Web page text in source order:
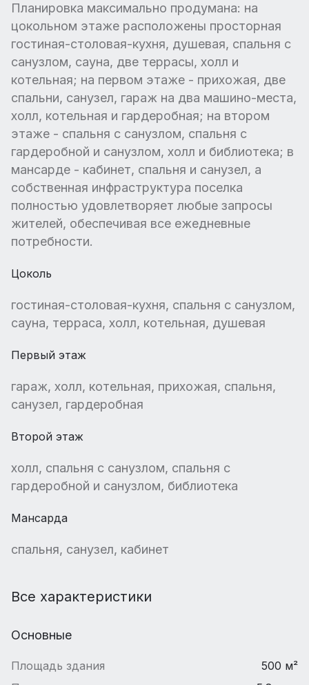
Планировка максимально продумана: на
цокольном этаже расположены просторная
гостиная-столовая-кухня, душевая, спальня с
санузлом, сауна, две террасы, холл и
котельная; на первом этаже - прихожая, две
спальни, санузел, гараж на два машино-места,
холл, котельная и гардеробная; на втором
этаже - спальня с санузлом, спальня с
гардеробной и санузлом, холл и библиотека; в
мансарде - кабинет, спальня и санузел, а
собственная инфраструктура поселка
полностью удовлетворяет любые запросы
жителей, обеспечивая все ежедневные
потребности.
Цоколь
гостиная-столовая-кухня, спальня с санузлом,
сауна, терраса, холл, котельная, душевая
Первый этаж
гараж, холл, котельная, прихожая, спальня,
санузел, гардеробная
Второй этаж
холл, спальня с санузлом, спальня с
гардеробной и санузлом, библиотека
Мансарда
спальня, санузел, кабинет
Все характеристики
Основные
Площадь здания
500 м²